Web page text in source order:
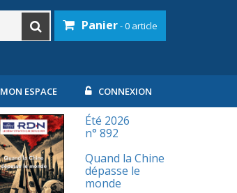
Panier- 0 article
MON ESPACE CONNEXION
Été 2026
n° 892
Quand la Chine
dépasse le
monde